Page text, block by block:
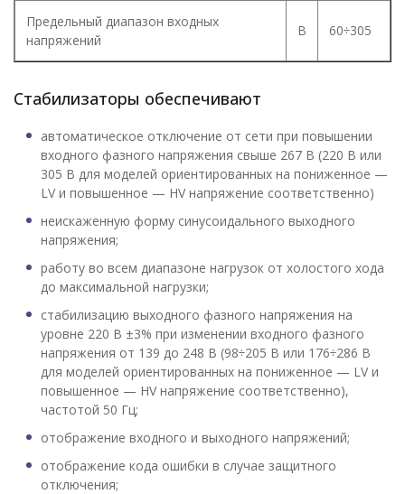
Предельный диапазон входных
напряжений
В 60÷305
Стабилизаторы обеспечивают
автоматическое отключение от сети при повышении
входного фазного напряжения свыше 267 В (220 В или
305 В для моделей ориентированных на пониженное —
LV и повышенное — HV напряжение соответственно)
неискаженную форму синусоидального выходного
напряжения;
работу во всем диапазоне нагрузок от холостого хода
до максимальной нагрузки;
стабилизацию выходного фазного напряжения на
уровне 220 В ±3% при изменении входного фазного
напряжения от 139 до 248 В (98÷205 В или 176÷286 В
для моделей ориентированных на пониженное — LV и
повышенное — HV напряжение соответственно),
частотой 50 Гц;
отображение входного и выходного напряжений;
отображение кода ошибки в случае защитного
отключения;